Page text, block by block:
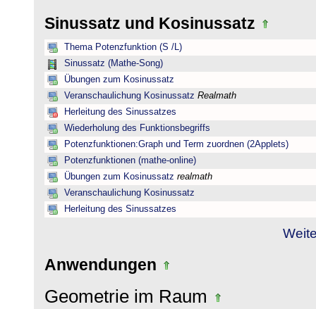
Sinussatz und Kosinussatz
Thema Potenzfunktion (S /L)
Sinussatz (Mathe-Song)
Übungen zum Kosinussatz
Veranschaulichung Kosinussatz Realmath
Herleitung des Sinussatzes
Wiederholung des Funktionsbegriffs
Potenzfunktionen:Graph und Term zuordnen (2Applets)
Potenzfunktionen (mathe-online)
Übungen zum Kosinussatz realmath
Veranschaulichung Kosinussatz
Herleitung des Sinussatzes
Anwendungen
Geometrie im Raum